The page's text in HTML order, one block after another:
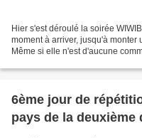
Hier s'est déroulé la soirée
moment à arriver, jusqu'à
Même si elle n'est d'aucune
6ème jour de
pays de la deuxième